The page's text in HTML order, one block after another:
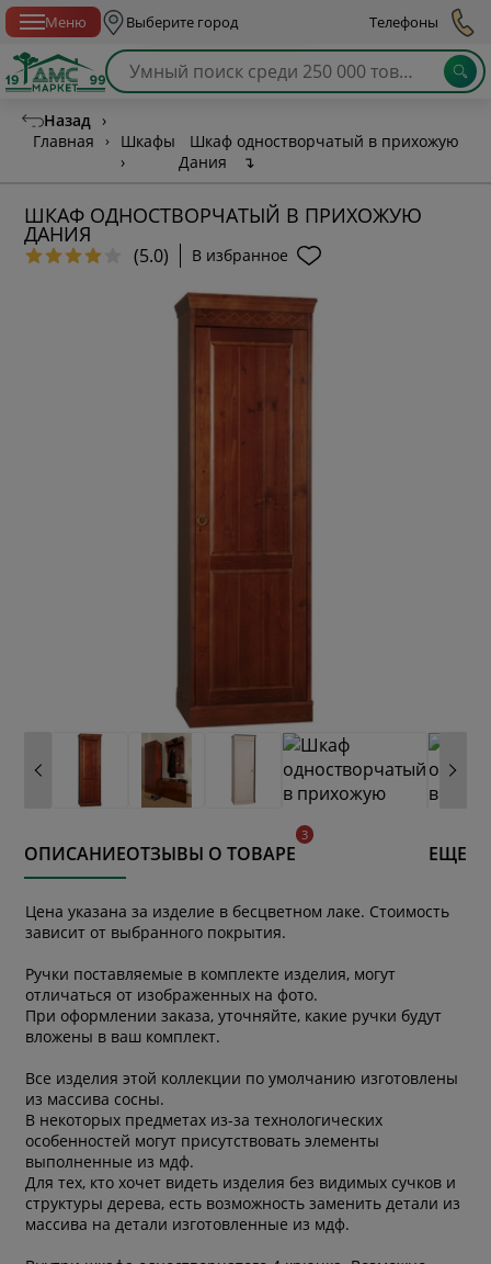
Меню Выберите город Телефоны
Назад ›
Главная
›
Шкафы
›
Шкаф одностворчатый в прихожую
Дания
↴
ШКАФ ОДНОСТВОРЧАТЫЙ В ПРИХОЖУЮ
ДАНИЯ
(5.0) В избранное
ОПИСАНИЕОТЗЫВЫ О ТОВАРЕ ЕЩЕ
Цена указана за изделие в бесцветном лаке. Стоимость
зависит от выбранного покрытия.
Ручки поставляемые в комплекте изделия, могут
отличаться от изображенных на фото.
При оформлении заказа, уточняйте, какие ручки будут
вложены в ваш комплект.
Все изделия этой коллекции по умолчанию изготовлены
из массива сосны.
В некоторых предметах из-за технологических
особенностей могут присутствовать элементы
выполненные из мдф.
Для тех, кто хочет видеть изделия без видимых сучков и
структуры дерева, есть возможность заменить детали из
массива на детали изготовленные из мдф.